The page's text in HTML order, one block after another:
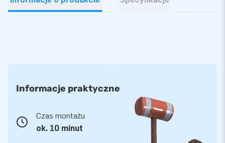
Informacje praktyczne
Czas montażu
ok. 10 minut